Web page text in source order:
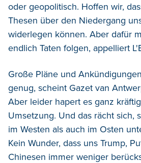
oder geopolitisch. Hoffen wir,
Thesen über den Niedergang
widerlegen können. Aber dafür
endlich Taten folgen, appelliert
Große Pläne und
genug, scheint Gazet van
Aber leider hapert es ganz
Umsetzung. Und das rächt sich,
im Westen als auch im Osten
Kein Wunder, dass uns Trump,
Chinesen immer weniger